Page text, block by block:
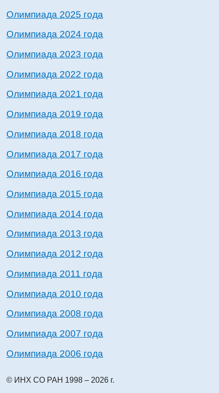
Олимпиада 2025 года
Олимпиада 2024 года
Олимпиада 2023 года
Олимпиада 2022 года
Олимпиада 2021 года
Олимпиада 2019 года
Олимпиада 2018 года
Олимпиада 2017 года
Олимпиада 2016 года
Олимпиада 2015 года
Олимпиада 2014 года
Олимпиада 2013 года
Олимпиада 2012 года
Олимпиада 2011 года
Олимпиада 2010 года
Олимпиада 2008 года
Олимпиада 2007 года
Олимпиада 2006 года
© ИНХ СО РАН 1998 – 2026 г.